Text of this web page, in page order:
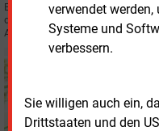
verwendet
Systeme und
verbessern.
Sie willigen auch ein,
Drittstaaten und den
Eons Vertriebstochter stellt das
dafür den neuen Führungsposten
Auserwählte kommt von Gridx.
Grid X